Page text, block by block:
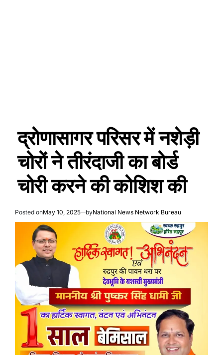
द्रोणासागर परिसर में नशेड़ी
चोरों ने तीरंदाजी का बोर्ड
चोरी करने की कोशिश की
Posted onMay 10, 2025 byNational News Network Bureau